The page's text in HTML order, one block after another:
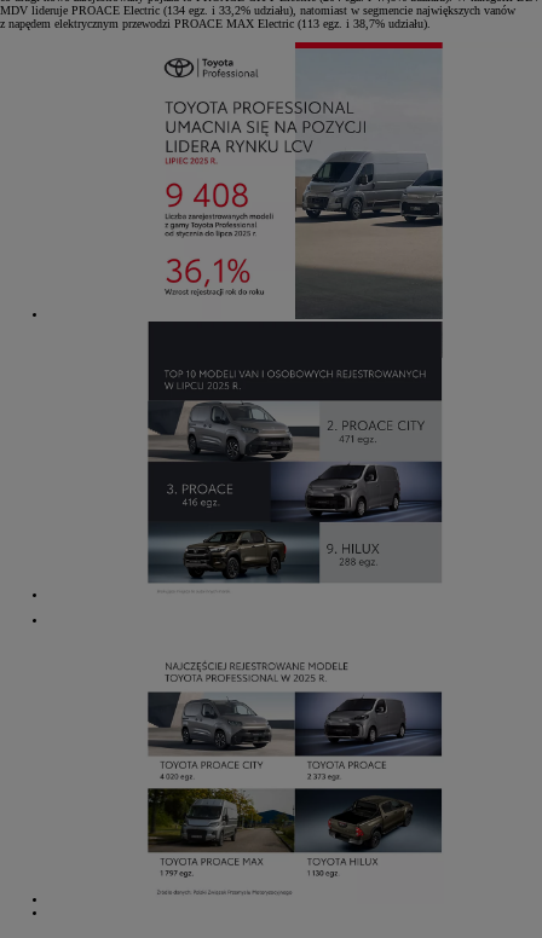
MDV lideruje PROACE Electric (134 egz. i 33,2% udziału), natomiast w segmencie największych vanów
z napędem elektrycznym przewodzi PROACE MAX Electric (113 egz. i 38,7% udziału).